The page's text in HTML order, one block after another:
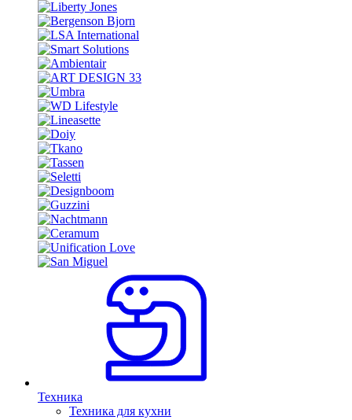
Техника
Техника для кухни